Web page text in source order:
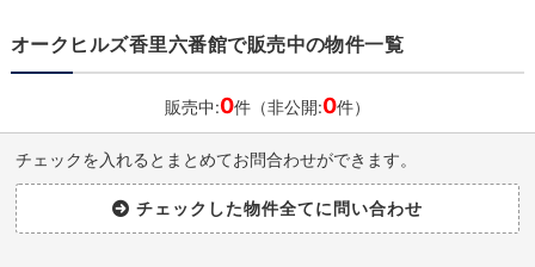
オークヒルズ香里六番館で販売中の物件一覧
販売中:0件（非公開:0件）
チェックを入れるとまとめてお問合わせができます。